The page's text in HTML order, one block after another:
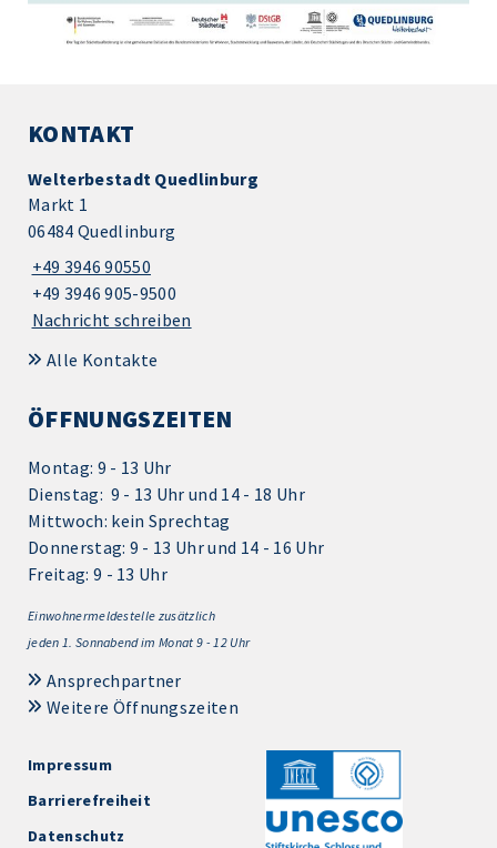
KONTAKT
Welterbestadt Quedlinburg
Markt 1
06484 Quedlinburg
+49 3946 90550
+49 3946 905-9500
Nachricht schreiben
Alle Kontakte
ÖFFNUNGSZEITEN
Montag: 9 - 13 Uhr
Dienstag: 9 - 13 Uhr und 14 - 18 Uhr
Mittwoch: kein Sprechtag
Donnerstag: 9 - 13 Uhr und 14 - 16 Uhr
Freitag: 9 - 13 Uhr
Einwohnermeldestelle zusätzlich
jeden 1. Sonnabend im Monat 9 - 12 Uhr
Ansprechpartner
Weitere Öffnungszeiten
Impressum
Barrierefreiheit
Datenschutz